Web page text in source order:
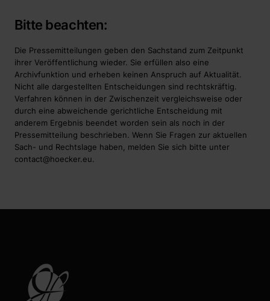
Bitte beachten:
Die Pressemitteilungen geben den Sachstand zum Zeitpunkt
ihrer Veröffentlichung wieder. Sie erfüllen also eine
Archivfunktion und erheben keinen Anspruch auf Aktualität.
Nicht alle dargestellten Entscheidungen sind rechtskräftig.
Verfahren können in der Zwischenzeit vergleichsweise oder
durch eine abweichende gerichtliche Entscheidung mit
anderem Ergebnis beendet worden sein als noch in der
Pressemitteilung beschrieben. Wenn Sie Fragen zur aktuellen
Sach- und Rechtslage haben, melden Sie sich bitte unter
contact@hoecker.eu.